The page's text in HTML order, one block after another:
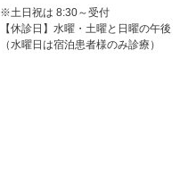
※土日祝は 8:30～受付
【休診日】水曜・土曜と日曜の午後
（水曜日は宿泊患者様のみ診療）